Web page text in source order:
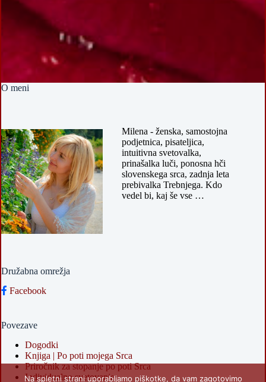
O meni
Milena - ženska, samostojna
podjetnica, pisateljica,
intuitivna svetovalka,
prinašalka luči, ponosna hči
slovenskega srca, zadnja leta
prebivalka Trebnjega. Kdo
vedel bi, kaj še vse …
Družabna omrežja
Facebook
Povezave
Dogodki
Knjiga | Po poti mojega Srca
Priročnik za stopanje po poti Srca
Individualno svetovanje
Na spletni strani uporabljamo piškotke, da vam zagotovimo